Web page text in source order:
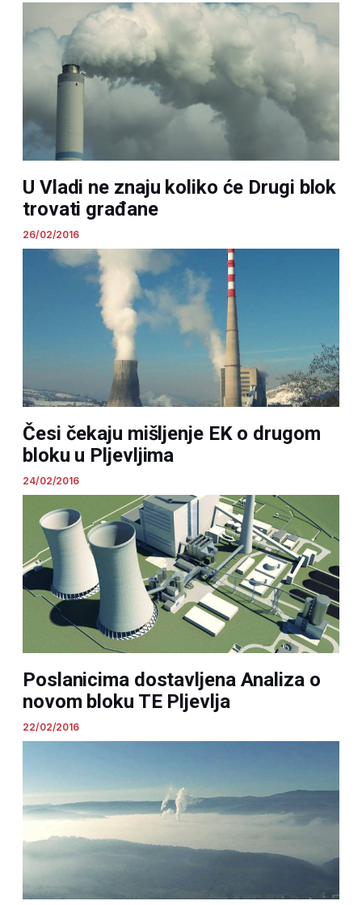
U Vladi ne znaju koliko će Drugi blok
trovati građane
26/02/2016
Česi čekaju mišljenje EK o drugom
bloku u Pljevljima
24/02/2016
Poslanicima dostavljena Analiza o
novom bloku TE Pljevlja
22/02/2016